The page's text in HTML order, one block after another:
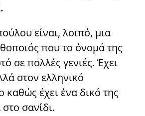
είναι, λοιπό, μια
που το όνομά της
σε πολλές γενιές. Έχει
στον ελληνικό
καθώς έχει ένα δικό της
σανίδι.